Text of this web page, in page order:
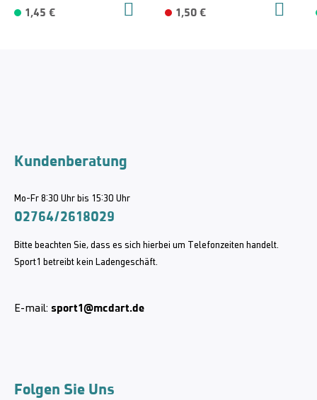
1,45 € 1,50 €
Kundenberatung
Mo-Fr 8:30 Uhr bis 15:30 Uhr
02764/2618029
Bitte beachten Sie, dass es sich hierbei um Telefonzeiten handelt.
Sport1 betreibt kein Ladengeschäft.
E-mail: sport1@mcdart.de
Folgen Sie Uns